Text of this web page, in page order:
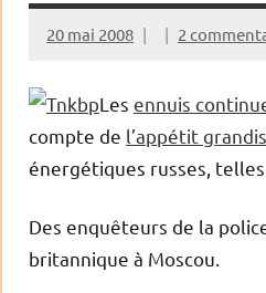
20 mai 2008 2
Les ennuis
compte de l’appétit
énergétiques russes,
Des enquêteurs de la
britannique à Moscou.